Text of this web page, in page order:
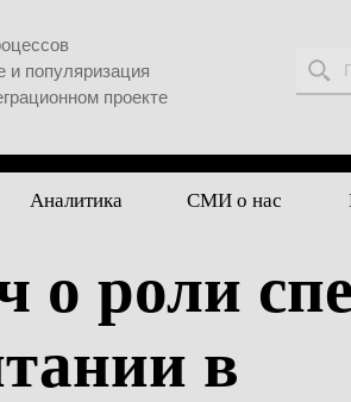
и популяризация
проекте
Аналитика СМИ о нас
роли
в